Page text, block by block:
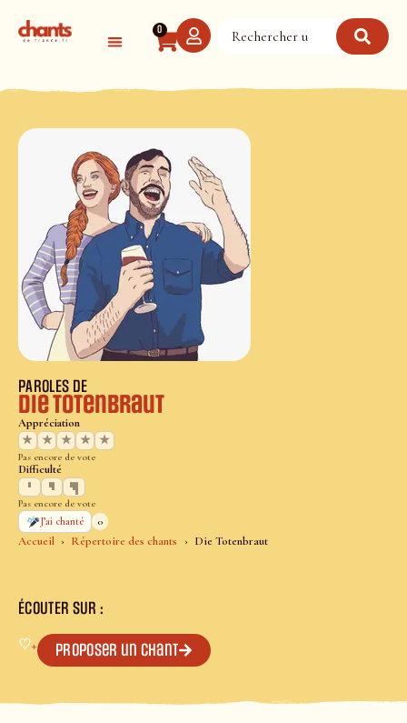
0
Accueil Répertoire des chants Die Totenbraut
PAROLES DE
Die Totenbraut
Appréciation
★
★ ★ ★ ★
Pas encore de vote
Difficulté
Pas encore de vote
J’ai chanté
0
ÉCOUTER SUR :
♡+ Proposer un chant